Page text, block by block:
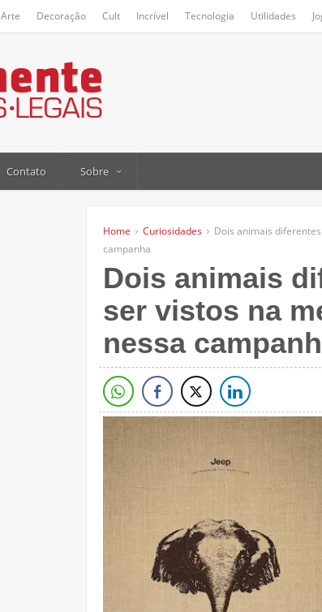
Arte Decoração Cult Incrível Tecnologia Utilidades
Contato Sobre
Home Curiosidades
Dois animais
campanha
Dois animais
ser vistos na
nessa